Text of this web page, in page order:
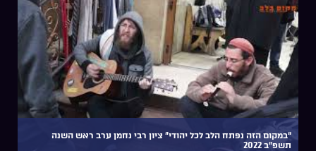
“במקום הזה נפתח הלב לכל יהודי” ציון רבי נחמן ערב ראש השנה
תשפ”ב 2022